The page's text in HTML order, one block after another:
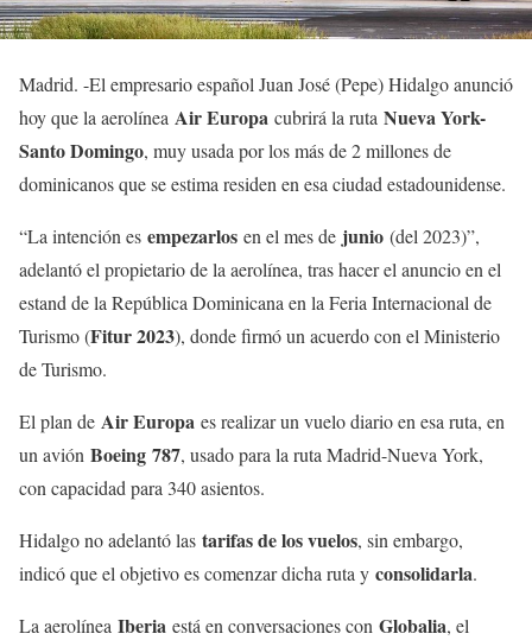
Madrid. -El empresario español Juan José (Pepe) Hidalgo anunció
hoy que la aerolínea Air Europa cubrirá la ruta Nueva York-
Santo Domingo, muy usada por los más de 2 millones de
dominicanos que se estima residen en esa ciudad estadounidense.
“La intención es empezarlos en el mes de junio (del 2023)”,
adelantó el propietario de la aerolínea, tras hacer el anuncio en el
estand de la República Dominicana en la Feria Internacional de
Turismo (Fitur 2023), donde firmó un acuerdo con el Ministerio
de Turismo.
El plan de Air Europa es realizar un vuelo diario en esa ruta, en
un avión Boeing 787, usado para la ruta Madrid-Nueva York,
con capacidad para 340 asientos.
Hidalgo no adelantó las tarifas de los vuelos, sin embargo,
indicó que el objetivo es comenzar dicha ruta y consolidarla.
La aerolínea Iberia está en conversaciones con Globalia, el